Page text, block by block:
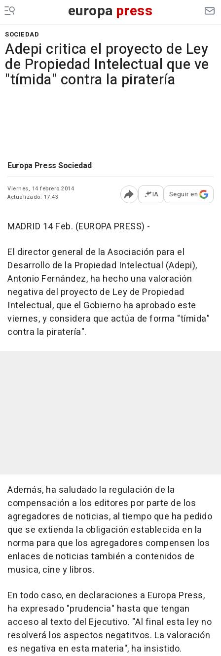
europa press
SOCIEDAD
Adepi critica el proyecto de Ley
de Propiedad Intelectual que ve
"tímida" contra la piratería
Europa Press Sociedad
Viernes, 14 febrero 2014
Actualizado: 17:43
Abrir opciones para
IA Seguir en
MADRID 14 Feb. (EUROPA PRESS) -
El director general de la Asociación para el
Desarrollo de la Propiedad Intelectual (Adepi),
Antonio Fernández, ha hecho una valoración
negativa del proyecto de Ley de Propiedad
Intelectual, que el Gobierno ha aprobado este
viernes, y considera que actúa de forma "tímida"
contra la piratería".
Además, ha saludado la regulación de la
compensación a los editores por parte de los
agregadores de noticias, al tiempo que ha pedido
que se extienda la obligación establecida en la
norma para que los agregadores compensen los
enlaces de noticias también a contenidos de
musica, cine y libros.
En todo caso, en declaraciones a Europa Press,
ha expresado "prudencia" hasta que tengan
acceso al texto del Ejecutivo. "Al final esta ley no
resolverá los aspectos negatitvos. La valoración
es negativa en esta materia", ha insistido.